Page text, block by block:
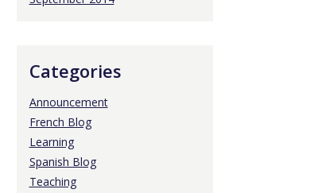
Categories
Announcement
French Blog
Learning
Spanish Blog
Teaching